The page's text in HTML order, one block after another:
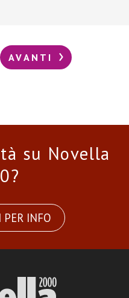
AVANTI
su Novella
PER INFO